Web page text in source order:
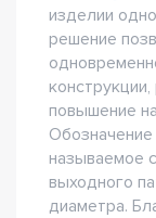
изделии
решение
повышение
Обозначение
называемое
выходного
диаметра.